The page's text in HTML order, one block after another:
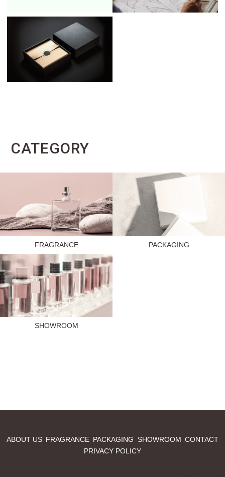
CATEGORY
FRAGRANCE PACKAGING
SHOWROOM
ABOUT US FRAGRANCE PACKAGING SHOWROOM CONTACT
PRIVACY POLICY